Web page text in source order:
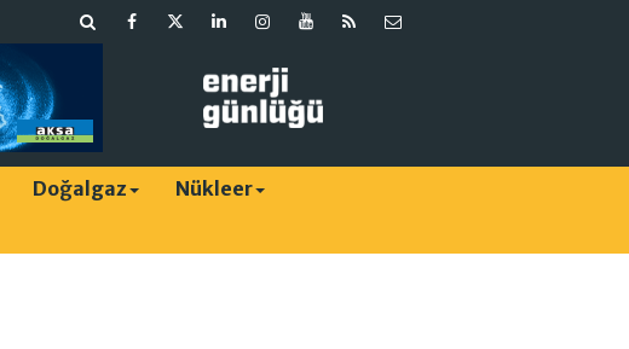
Doğalgaz
Nükleer